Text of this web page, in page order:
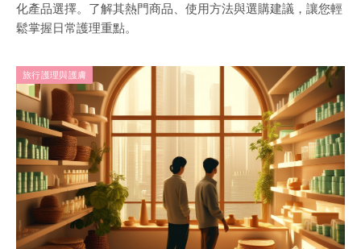
化產品選擇。了解其熱門商品、使用方法與選購建議，讓您輕
鬆掌握日常護理重點。
旅行護理與護膚